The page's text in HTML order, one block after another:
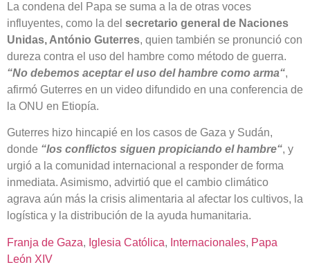
La condena del Papa se suma a la de otras voces
influyentes, como la del secretario general de Naciones
Unidas, António Guterres, quien también se pronunció con
dureza contra el uso del hambre como método de guerra.
“No debemos aceptar el uso del hambre como arma“,
afirmó Guterres en un video difundido en una conferencia de
la ONU en Etiopía.
Guterres hizo hincapié en los casos de Gaza y Sudán,
donde “los conflictos siguen propiciando el hambre“, y
urgió a la comunidad internacional a responder de forma
inmediata. Asimismo, advirtió que el cambio climático
agrava aún más la crisis alimentaria al afectar los cultivos, la
logística y la distribución de la ayuda humanitaria.
Franja de Gaza, Iglesia Católica, Internacionales, Papa
León XIV